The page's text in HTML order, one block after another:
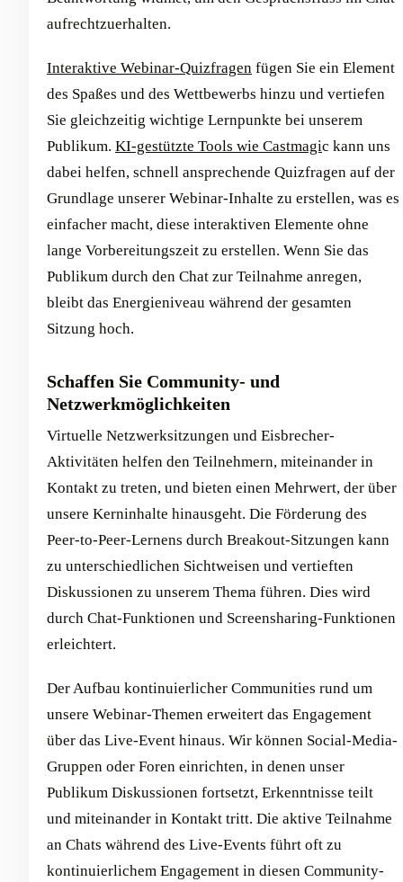
aufrechtzuerhalten.
Interaktive Webinar-Quizfragen fügen Sie ein Element
des Spaßes und des Wettbewerbs hinzu und vertiefen
Sie gleichzeitig wichtige Lernpunkte bei unserem
Publikum. KI-gestützte Tools wie Castmagic kann uns
dabei helfen, schnell ansprechende Quizfragen auf der
Grundlage unserer Webinar-Inhalte zu erstellen, was es
einfacher macht, diese interaktiven Elemente ohne
lange Vorbereitungszeit zu erstellen. Wenn Sie das
Publikum durch den Chat zur Teilnahme anregen,
bleibt das Energieniveau während der gesamten
Sitzung hoch.
Schaffen Sie Community- und
Netzwerkmöglichkeiten
Virtuelle Netzwerksitzungen und Eisbrecher-
Aktivitäten helfen den Teilnehmern, miteinander in
Kontakt zu treten, und bieten einen Mehrwert, der über
unsere Kerninhalte hinausgeht. Die Förderung des
Peer-to-Peer-Lernens durch Breakout-Sitzungen kann
zu unterschiedlichen Sichtweisen und vertieften
Diskussionen zu unserem Thema führen. Dies wird
durch Chat-Funktionen und Screensharing-Funktionen
erleichtert.
Der Aufbau kontinuierlicher Communities rund um
unsere Webinar-Themen erweitert das Engagement
über das Live-Event hinaus. Wir können Social-Media-
Gruppen oder Foren einrichten, in denen unser
Publikum Diskussionen fortsetzt, Erkenntnisse teilt
und miteinander in Kontakt tritt. Die aktive Teilnahme
an Chats während des Live-Events führt oft zu
kontinuierlichem Engagement in diesen Community-